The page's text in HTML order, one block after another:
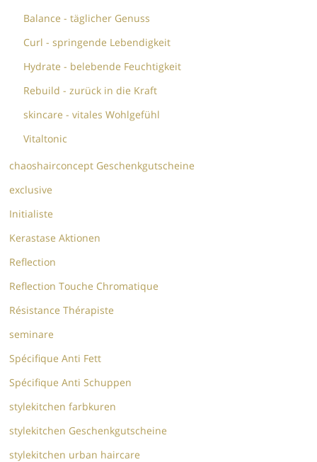
Balance - täglicher Genuss
Curl - springende Lebendigkeit
Hydrate - belebende Feuchtigkeit
Rebuild - zurück in die Kraft
skincare - vitales Wohlgefühl
Vitaltonic
chaoshairconcept Geschenkgutscheine
exclusive
Initialiste
Kerastase Aktionen
Reflection
Reflection Touche Chromatique
Résistance Thérapiste
seminare
Spécifique Anti Fett
Spécifique Anti Schuppen
stylekitchen farbkuren
stylekitchen Geschenkgutscheine
stylekitchen urban haircare